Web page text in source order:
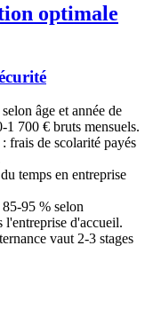
optimale
âge et année de
700 € bruts mensuels.
: frais de scolarité payés
temps en entreprise
85-95 % selon
l'entreprise d'accueil.
vaut 2-3 stages